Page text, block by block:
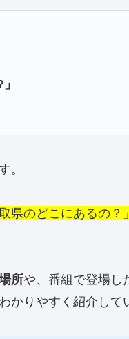
。
取県のどこにあるの？」
所や、番組で登場し
かりやすく紹介して